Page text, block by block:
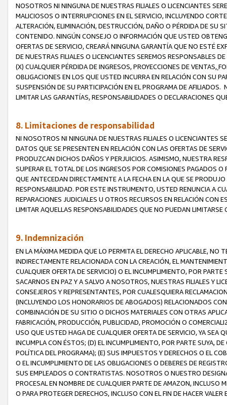
NOSOTROS NI NINGUNA DE NUESTRAS FILIALES O LICENCIANTES
MALICIOSOS O INTERRUPCIONES EN EL SERVICIO, INCLUYENDO
ALTERACIÓN, ELIMINACIÓN, DESTRUCCIÓN, DAÑO O PÉRDIDA DE SU
CONTENIDO. NINGÚN CONSEJO O INFORMACIÓN QUE USTED
OFERTAS DE SERVICIO, CREARÁ NINGUNA GARANTÍA QUE NO ESTÉ
DE NUESTRAS FILIALES O LICENCIANTES SEREMOS RESPONSABLES
(X) CUALQUIER PÉRDIDA DE INGRESOS, PROYECCIONES DE VENTAS,
OBLIGACIONES EN LOS QUE USTED INCURRA EN RELACIÓN CON SU
SUSPENSIÓN DE SU PARTICIPACIÓN EN EL PROGRAMA DE
LIMITAR LAS GARANTÍAS, RESPONSABILIDADES O DECLARACIONES
8. Limitaciones de responsabilidad
NI NOSOTROS NI NINGUNA DE NUESTRAS FILIALES O LICENCIANTES
DATOS QUE SE PRESENTEN EN RELACIÓN CON LAS OFERTAS DE
PRODUZCAN DICHOS DAÑOS Y PERJUICIOS. ASIMISMO, NUESTRA
SUPERAR EL TOTAL DE LOS INGRESOS POR COMISIONES PAGADOS
QUE ANTECEDAN DIRECTAMENTE A LA FECHA EN LA QUE SE
RESPONSABILIDAD. POR ESTE INSTRUMENTO, USTED RENUNCIA A
REPARACIONES JUDICIALES U OTROS RECURSOS EN RELACIÓN CON
LIMITAR AQUELLAS RESPONSABILIDADES QUE NO PUEDAN LIMITARSE
9. Indemnización
EN LA MÁXIMA MEDIDA QUE LO PERMITA EL DERECHO APLICABLE,
INDIRECTAMENTE RELACIONADA CON LA CREACIÓN, EL
CUALQUIER OFERTA DE SERVICIO) O EL INCUMPLIMIENTO, POR
SACARNOS EN PAZ Y A SALVO A NOSOTROS, NUESTRAS FILIALES Y
CONSEJEROS Y REPRESENTANTES, POR CUALESQUIERA
(INCLUYENDO LOS HONORARIOS DE ABOGADOS) RELACIONADOS
COMBINACIÓN DE SU SITIO O DICHOS MATERIALES CON OTRAS
FABRICACIÓN, PRODUCCIÓN, PUBLICIDAD, PROMOCIÓN O
USO QUE USTED HAGA DE CUALQUIER OFERTA DE SERVICIO, YA SEA
INCUMPLA CON ÉSTOS; (D) EL INCUMPLIMIENTO, POR PARTE SUYA,
POLÍTICA DEL PROGRAMA); (E) SUS IMPUESTOS Y DERECHOS O EL
O EL INCUMPLIMIENTO DE LAS OBLIGACIONES O DEBERES DE
SUS EMPLEADOS O CONTRATISTAS. NOSOTROS O NUESTRO
PROCESAL EN NOMBRE DE CUALQUIER PARTE DE AMAZON, INCLUSO
O PARA PROTEGER DERECHOS, INCLUSO CON EL FIN DE HACER VALER